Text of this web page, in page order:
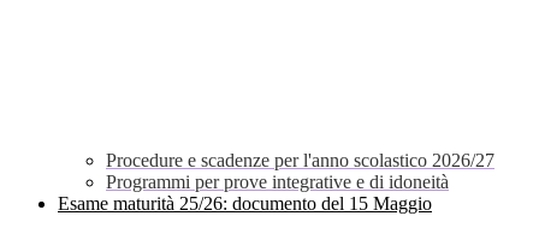
Procedure e scadenze per l'anno scolastico 2026/27
Programmi per prove integrative e di idoneità
Esame maturità 25/26: documento del 15 Maggio